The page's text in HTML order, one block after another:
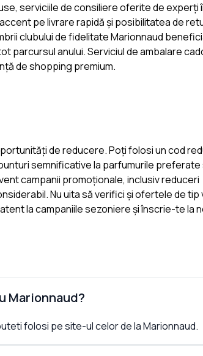
serviciile de consiliere oferite de experți
pe livrare rapidă și posibilitatea de
clubului de fidelitate Marionnaud
parcursul anului. Serviciul de ambalare
de shopping premium.
de reducere. Poți folosi un cod
semnificative la parfumurile preferate
campanii promoționale, inclusiv reduceri
Nu uita să verifici și ofertele de
la campaniile sezoniere și înscrie-te la
Marionnaud?
folosi pe site-ul celor de la Marionnaud.